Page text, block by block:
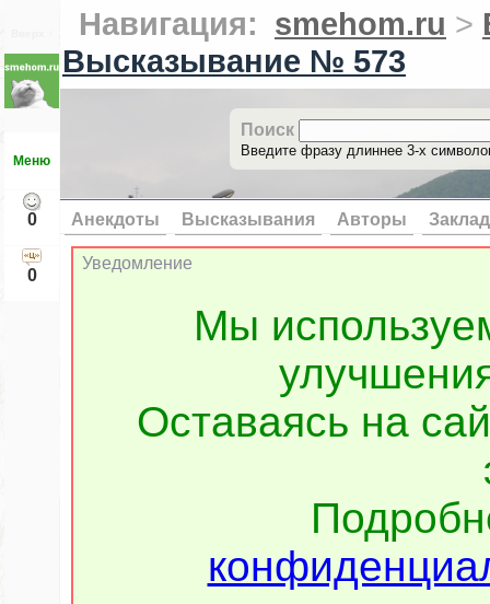
Меню
0
0
Навигация: smehom.ru >
Высказывание № 573
Поиск
Введите фразу длиннее 3-х
Анекдоты Высказывания Авторы
Уведомление
Мы
Оставаясь на